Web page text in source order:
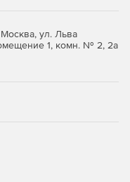
ул. Льва
1, комн. № 2, 2а